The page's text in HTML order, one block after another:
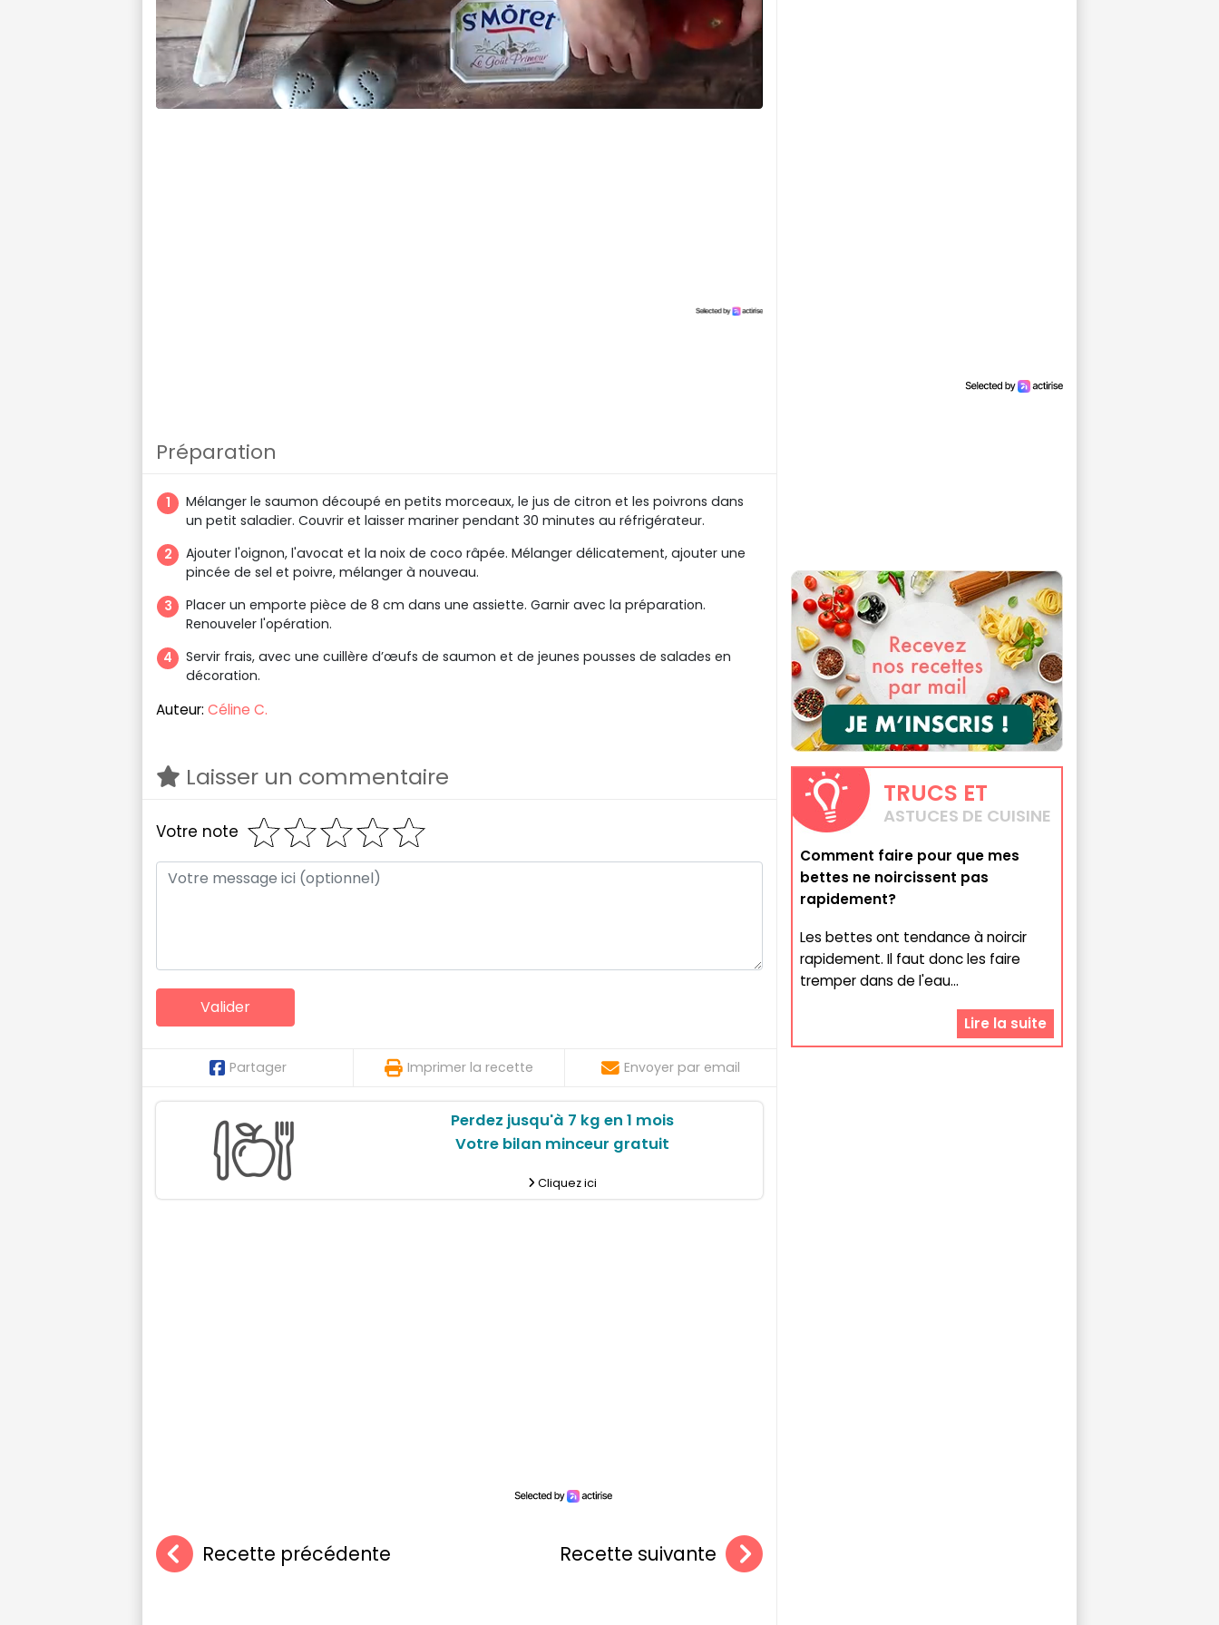
Préparation
Mélanger le saumon découpé en petits morceaux, le jus de citron et les poivrons dans
un petit saladier. Couvrir et laisser mariner pendant 30 minutes au réfrigérateur.
Ajouter l'oignon, l'avocat et la noix de coco râpée. Mélanger délicatement, ajouter une
pincée de sel et poivre, mélanger à nouveau.
Placer un emporte pièce de 8 cm dans une assiette. Garnir avec la préparation.
Renouveler l'opération.
Servir frais, avec une cuillère d’œufs de saumon et de jeunes pousses de salades en
décoration.
Auteur: Céline C.
Laisser un commentaire
Votre note
Partager Imprimer la recette Envoyer par email
Perdez jusqu'à 7 kg en 1 mois
Votre bilan minceur gratuit
Cliquez ici
Recette précédente Recette suivante
TRUCS ET
ASTUCES DE CUISINE
Comment faire pour que mes
bettes ne noircissent pas
rapidement?
Les bettes ont tendance à noircir
rapidement. Il faut donc les faire
tremper dans de l'eau...
Lire la suite